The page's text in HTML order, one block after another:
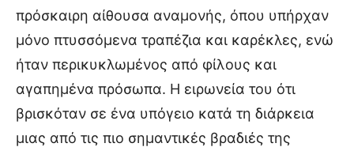
πρόσκαιρη αίθουσα αναμονής, όπου υπήρχαν
μόνο πτυσσόμενα τραπέζια και καρέκλες, ενώ
ήταν περικυκλωμένος από φίλους και
αγαπημένα πρόσωπα. Η ειρωνεία του ότι
βρισκόταν σε ένα υπόγειο κατά τη διάρκεια
μιας από τις πιο σημαντικές βραδιές της